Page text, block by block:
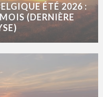
ÉTÉ 2026 :
(DERNIÈRE